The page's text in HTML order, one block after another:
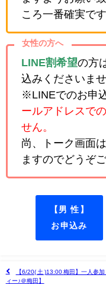
ころ一番確実です
女性の方へ
LINE割希望の方
込みくださいませ
※LINEでのお申
ールアドレスで
せん。
尚、トーク画面
ますのでどうぞ
【男 性】
お申込み
【6/20( 土 )13:00 梅田】一人参
ィー♪＠梅田】